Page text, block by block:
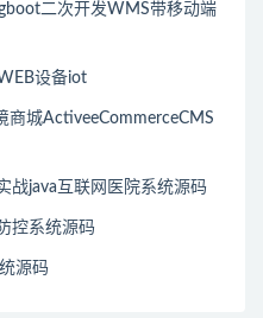
二次开发WMS带移动端
设备iot
商城ActiveeCommerceCMS
战java互联网医院系统源码
控系统源码
源码